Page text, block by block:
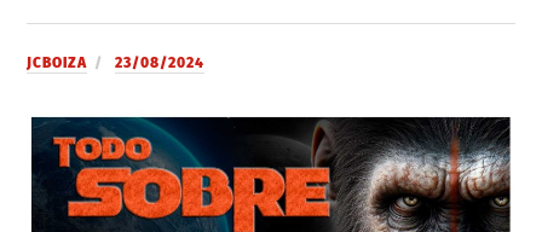
JCBOIZA 23/08/2024